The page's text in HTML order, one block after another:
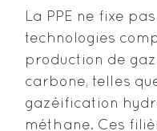
La PPE ne fixe
technologies
production de
carbone, telles
gazéification
méthane. Ces